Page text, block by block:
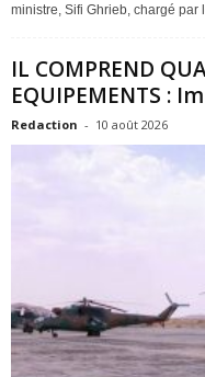
ministre, Sifi Ghrieb, chargé par
IL COMPREND
EQUIPEMENTS :
Redaction - 10 août 2026